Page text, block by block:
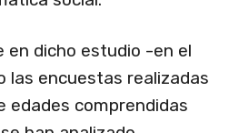
en dicho estudio -en el
las encuestas realizadas
edades comprendidas